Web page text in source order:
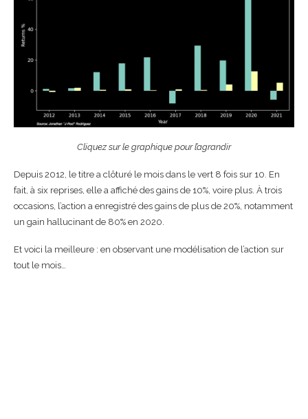
Cliquez sur le graphique pour l’agrandir
Depuis 2012, le titre a clôturé le mois dans le vert 8 fois sur 10. En
fait, à six reprises, elle a affiché des gains de 10%, voire plus. À trois
occasions, l’action a enregistré des gains de plus de 20%, notamment
un gain hallucinant de 80% en 2020.
Et voici la meilleure : en observant une modélisation de l’action sur
tout le mois…